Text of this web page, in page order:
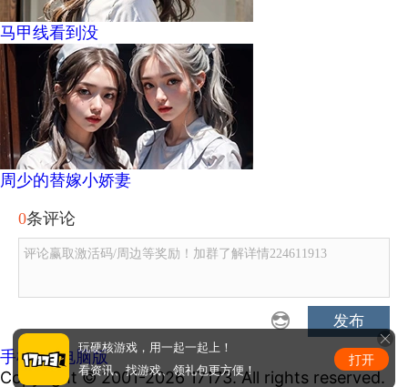
马甲线看到没
周少的替嫁小娇妻
0条评论
评论赢取激活码/周边等奖励！加群了解详情224611913
发布
手机版|电脑版
Copyright © 2001-2026 17173. All rights reserved.
玩硬核游戏，用一起一起上！
看资讯、找游戏、领礼包更方便！
打开